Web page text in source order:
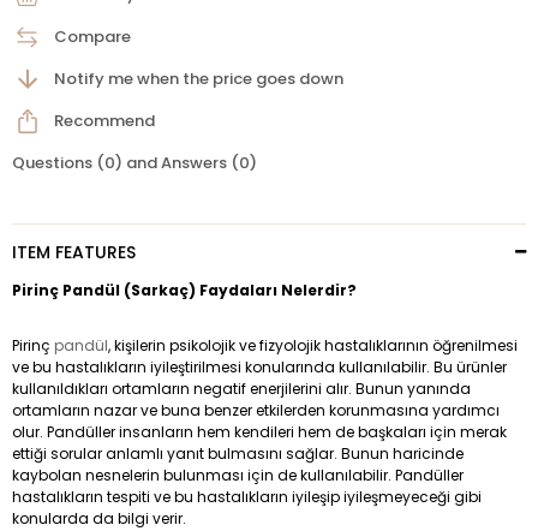
Compare
Notify me when the price goes down
Recommend
Questions (0) and Answers (0)
ITEM FEATURES
Pirinç Pandül (Sarkaç) Faydaları Nelerdir?
Pirinç pandül, kişilerin psikolojik ve fizyolojik hastalıklarının öğrenilmesi
ve bu hastalıkların iyileştirilmesi konularında kullanılabilir. Bu ürünler
kullanıldıkları ortamların negatif enerjilerini alır. Bunun yanında
ortamların nazar ve buna benzer etkilerden korunmasına yardımcı
olur. Pandüller insanların hem kendileri hem de başkaları için merak
ettiği sorular anlamlı yanıt bulmasını sağlar. Bunun haricinde
kaybolan nesnelerin bulunması için de kullanılabilir. Pandüller
hastalıkların tespiti ve bu hastalıkların iyileşip iyileşmeyeceği gibi
konularda da bilgi verir.